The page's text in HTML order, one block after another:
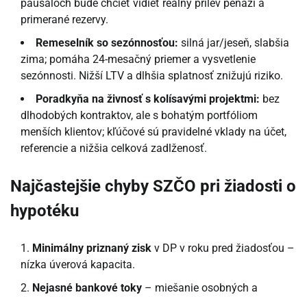
paušáloch bude chcieť vidieť reálny prílev peňazí a
primerané rezervy.
Remeselník so sezónnosťou: silná jar/jeseň, slabšia
zima; pomáha 24-mesačný priemer a vysvetlenie
sezónnosti. Nižší LTV a dlhšia splatnosť znižujú riziko.
Poradkyňa na živnosť s kolísavými projektmi: bez
dlhodobých kontraktov, ale s bohatým portfóliom
menších klientov; kľúčové sú pravidelné vklady na účet,
referencie a nižšia celková zadlženosť.
Najčastejšie chyby SZČO pri žiadosti o
hypotéku
Minimálny priznaný zisk v DP v roku pred žiadosťou –
nízka úverová kapacita.
Nejasné bankové toky – miešanie osobných a